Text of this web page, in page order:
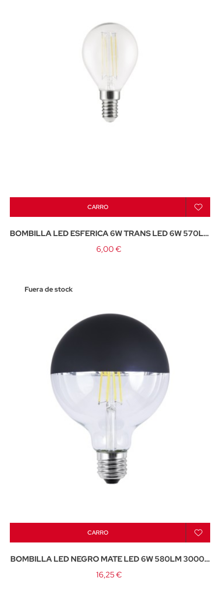
CARRO
BOMBILLA LED ESFERICA 6W TRANS LED 6W 570LM
4000K - E-14
6,00 €
Fuera de stock
CARRO
BOMBILLA LED NEGRO MATE LED 6W 580LM 3000K
- E-27
16,25 €